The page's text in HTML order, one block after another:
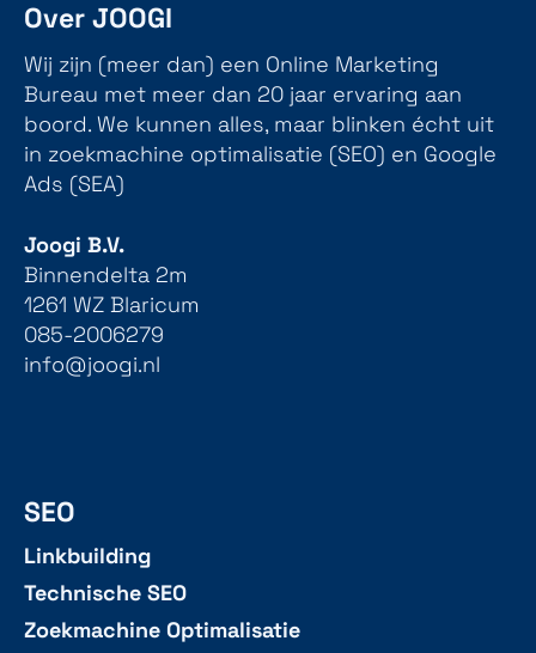
Over JOOGI
Wij zijn (meer dan) een Online Marketing
Bureau met meer dan 20 jaar ervaring aan
boord. We kunnen alles, maar blinken écht uit
in zoekmachine optimalisatie (SEO) en Google
Ads (SEA)
Joogi B.V.
Binnendelta 2m
1261 WZ Blaricum
085-2006279
info@joogi.nl
SEO
Linkbuilding
Technische SEO
Zoekmachine Optimalisatie